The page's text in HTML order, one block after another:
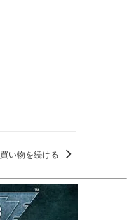
買い物を続ける